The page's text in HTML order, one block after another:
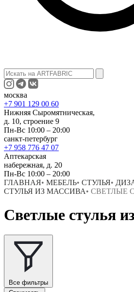
москва
+7 901 129 00 60
Нижняя Сыромятническая,
д. 10, строение 9
Пн-Вс 10:00 – 20:00
санкт-петербург
+7 958 776 47 07
Аптекарская
набережная, д. 20
Пн-Вс 10:00 – 20:00
ГЛАВНАЯ• МЕБЕЛЬ• СТУЛЬЯ•
СТУЛЬЯ ИЗ МАССИВА• СВЕТЛЫЕ
Светлые стулья
Все фильтры